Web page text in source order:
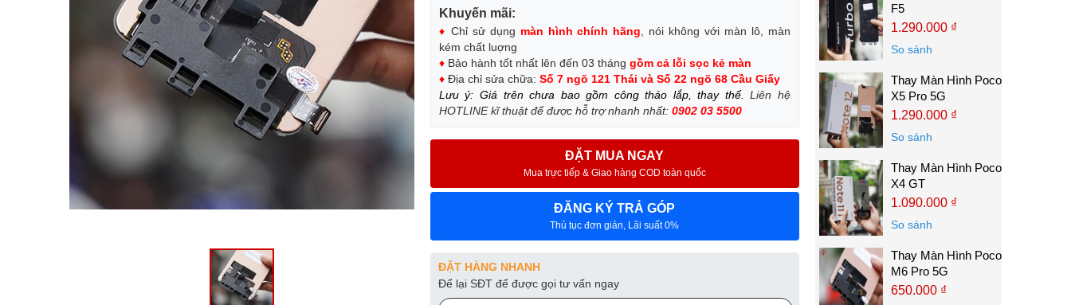
Khuyến mãi:
♦ Chỉ sử dụng màn hình chính hãng , nói không với màn lô, màn
kém chất luợng
♦Bảo hành tốt nhất lên đến 03 tháng gồm cả lỗi sọc kẻ màn
♦Địa chỉ sửa chữa: Số 7 ngõ 121 Thái và Số 22 ngõ 68 Cầu Giấy
Lưu ý: Giá trên chưa bao gồm công tháo lắp, thay thế.Liên hệ
HOTLINE kĩ thuật để được hỗ trợ nhanh nhất: 0902 03 5500
ĐẶT MUA NGAY
Mua trực tiếp & Giao hàng COD toàn quốc
ĐĂNG KÝ TRẢ GÓP
Thủ tục đơn giản, Lãi suất 0%
ĐẶT HÀNG NHANH
Để lại SĐT để được gọi tư vấn ngay
F5
1.290.000 ₫
So sánh
Thay Màn Hình Poco
X5 Pro 5G
1.290.000 ₫
So sánh
Thay Màn Hình Poco
X4 GT
1.090.000 ₫
So sánh
Thay Màn Hình Poco
M6 Pro 5G
650.000 ₫